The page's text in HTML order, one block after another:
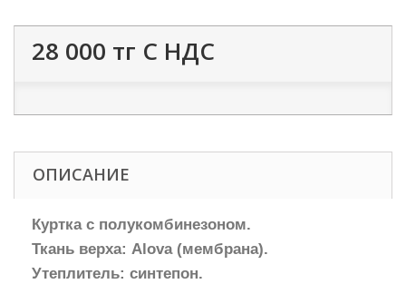
28 000 тг С НДС
ОПИСАНИЕ
Куртка с полукомбинезоном.
Ткань верха: Alova (мембрана).
Утеплитель: синтепон.